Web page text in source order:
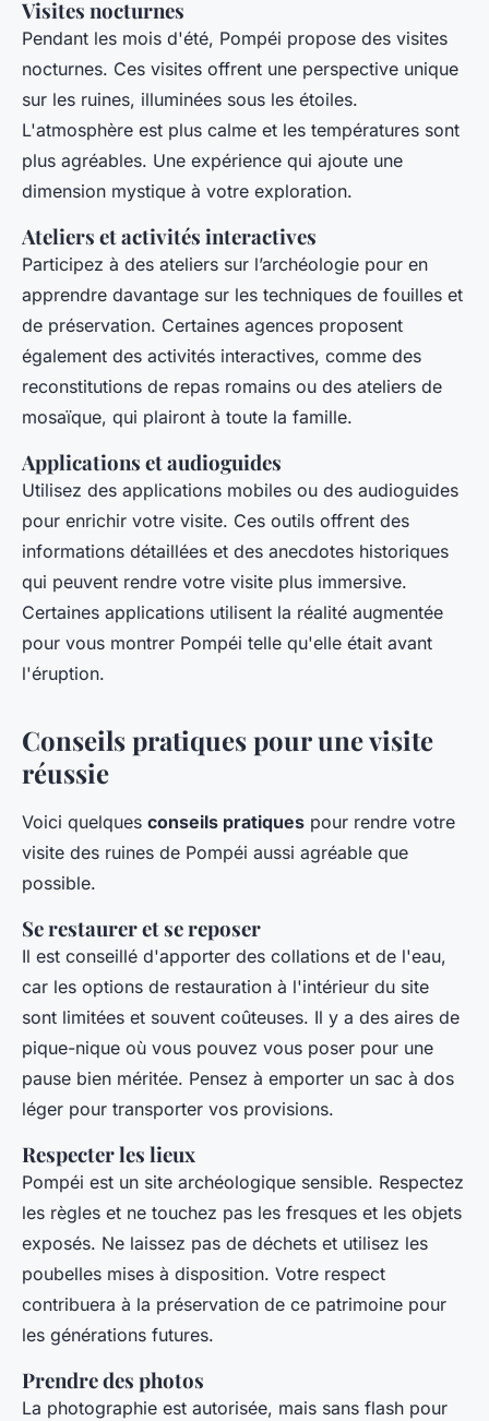
Visites nocturnes
Pendant les mois d'été, Pompéi propose des visites
nocturnes. Ces visites offrent une perspective unique
sur les ruines, illuminées sous les étoiles.
L'atmosphère est plus calme et les températures sont
plus agréables. Une expérience qui ajoute une
dimension mystique à votre exploration.
Ateliers et activités interactives
Participez à des ateliers sur l’archéologie pour en
apprendre davantage sur les techniques de fouilles et
de préservation. Certaines agences proposent
également des activités interactives, comme des
reconstitutions de repas romains ou des ateliers de
mosaïque, qui plairont à toute la famille.
Applications et audioguides
Utilisez des applications mobiles ou des audioguides
pour enrichir votre visite. Ces outils offrent des
informations détaillées et des anecdotes historiques
qui peuvent rendre votre visite plus immersive.
Certaines applications utilisent la réalité augmentée
pour vous montrer Pompéi telle qu'elle était avant
l'éruption.
Conseils pratiques pour une visite
réussie
Voici quelques conseils pratiques pour rendre votre
visite des ruines de Pompéi aussi agréable que
possible.
Se restaurer et se reposer
Il est conseillé d'apporter des collations et de l'eau,
car les options de restauration à l'intérieur du site
sont limitées et souvent coûteuses. Il y a des aires de
pique-nique où vous pouvez vous poser pour une
pause bien méritée. Pensez à emporter un sac à dos
léger pour transporter vos provisions.
Respecter les lieux
Pompéi est un site archéologique sensible. Respectez
les règles et ne touchez pas les fresques et les objets
exposés. Ne laissez pas de déchets et utilisez les
poubelles mises à disposition. Votre respect
contribuera à la préservation de ce patrimoine pour
les générations futures.
Prendre des photos
La photographie est autorisée, mais sans flash pour